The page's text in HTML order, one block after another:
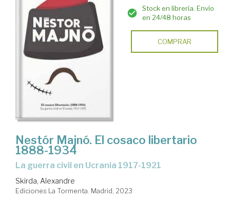
Stock en librería. Envío
en 24/48 horas
COMPRAR
Nestór Majnó. El cosaco libertario
1888-1934
La guerra civil en Ucrania 1917-1921
Skirda, Alexandre
Ediciones La Tormenta. Madrid, 2023